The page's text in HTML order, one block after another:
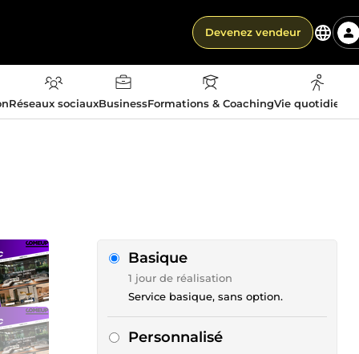
Devenez vendeur
Réseaux sociauxBusinessFormations & CoachingVie
Basique
1 jour de réalisation
Service basique, sans option.
Personnalisé